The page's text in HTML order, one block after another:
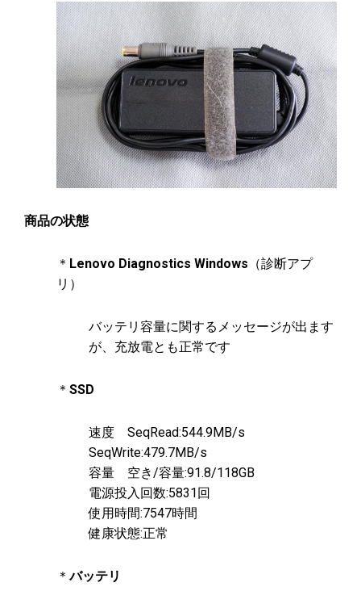
商品の状態
＊ Lenovo Diagnostics Windows （診断アプ
リ）
バッテリ容量に関するメッセージが出ます
が、充放電とも正常です
＊ SSD
速度 SeqRead:544.9MB/s
SeqWrite:479.7MB/s
容量 空き/容量:91.8/118GB
電源投入回数:5831回
使用時間:7547時間
健康状態:正常
＊バッテリ